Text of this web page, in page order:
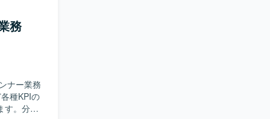
般が好
モノづ
ように
ること
先を検
務
ナー業務
す。分析